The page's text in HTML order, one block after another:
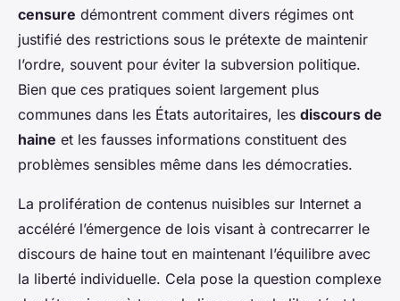
censure démontrent comment divers régimes ont
justifié des restrictions sous le prétexte de maintenir
l’ordre, souvent pour éviter la subversion politique.
Bien que ces pratiques soient largement plus
communes dans les États autoritaires, les discours de
haine et les fausses informations constituent des
problèmes sensibles même dans les démocraties.
La prolifération de contenus nuisibles sur Internet a
accéléré l’émergence de lois visant à contrecarrer le
discours de haine tout en maintenant l’équilibre avec
la liberté individuelle. Cela pose la question complexe